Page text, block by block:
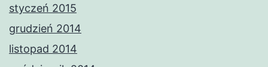
styczeń 2015
grudzień 2014
listopad 2014